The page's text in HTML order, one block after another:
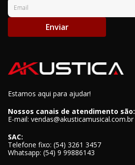
Enviar
Estamos aqui para ajudar!
Nossos canais de atendimento são:
E-mail: vendas@akusticamusical.com.br
SAC:
Telefone fixo: (54) 3261 3457
Whatsapp: (54) 9 99886143